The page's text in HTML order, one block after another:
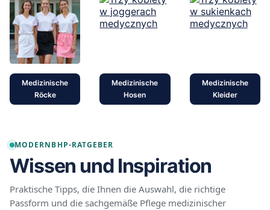
Medizinische
Röcke
Medizinische
Hosen
Medizinische
Kleider
MODERNBHP-RATGEBER
Wissen und Inspiration
Praktische Tipps, die Ihnen die Auswahl, die richtige
Passform und die sachgemäße Pflege medizinischer